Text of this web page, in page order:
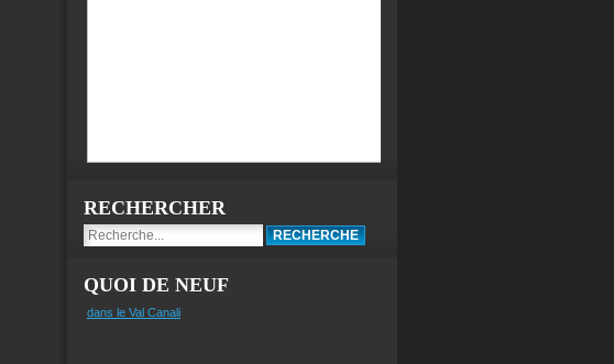
RECHERCHER
QUOI DE NEUF
dans le Val Canali